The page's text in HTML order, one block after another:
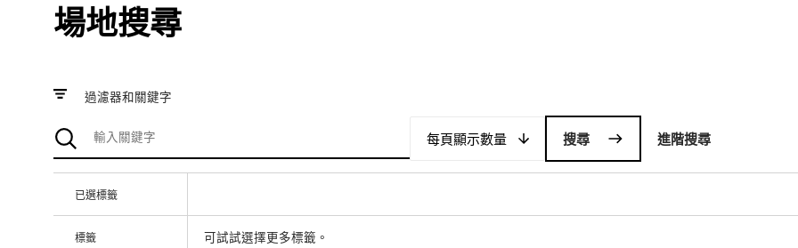
場地搜尋
過濾器和關鍵字
每頁顯示數量 進階搜尋
已選標籤
標籤 可試試選擇更多標籤。